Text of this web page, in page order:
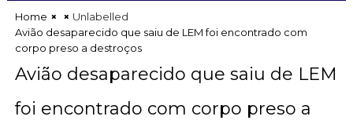
Home
Unlabelled
Avião desaparecido que saiu de LEM foi encontrado com
corpo preso a destroços
Avião desaparecido que saiu de LEM
foi encontrado com corpo preso a